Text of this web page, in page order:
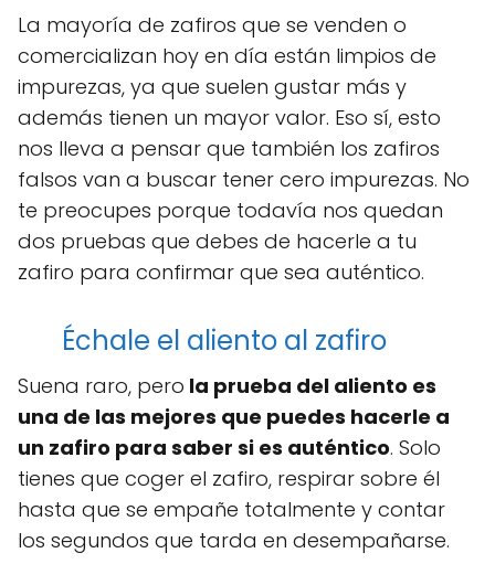
La mayoría de zafiros que se venden o
comercializan hoy en día están limpios de
impurezas, ya que suelen gustar más y
además tienen un mayor valor. Eso sí, esto
nos lleva a pensar que también los zafiros
falsos van a buscar tener cero impurezas. No
te preocupes porque todavía nos quedan
dos pruebas que debes de hacerle a tu
zafiro para confirmar que sea auténtico.
Échale el aliento al zafiro
Suena raro, pero la prueba del aliento es
una de las mejores que puedes hacerle a
un zafiro para saber si es auténtico. Solo
tienes que coger el zafiro, respirar sobre él
hasta que se empañe totalmente y contar
los segundos que tarda en desempañarse.